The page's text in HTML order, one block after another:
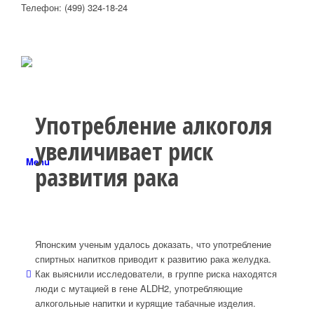
Телефон: (499) 324-18-24
Menu
Употребление алкоголя
увеличивает риск
развития рака
Японским ученым удалось доказать, что употребление
спиртных напитков приводит к развитию рака желудка.
Как выяснили исследователи, в группе риска находятся
люди с мутацией в гене ALDH2, употребляющие
алкогольные напитки и курящие табачные изделия.